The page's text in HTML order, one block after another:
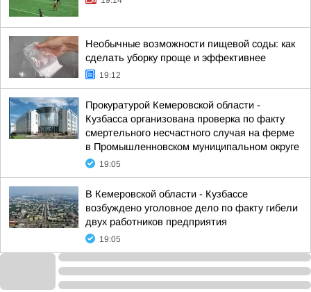
Необычные возможности пищевой соды: как
сделать уборку проще и эффективнее
19:12
Прокуратурой Кемеровской области -
Кузбасса организована проверка по факту
смертельного несчастного случая на ферме
в Промышленновском муниципальном округе
19:05
В Кемеровской области - Кузбассе
возбуждено уголовное дело по факту гибели
двух работников предприятия
19:05